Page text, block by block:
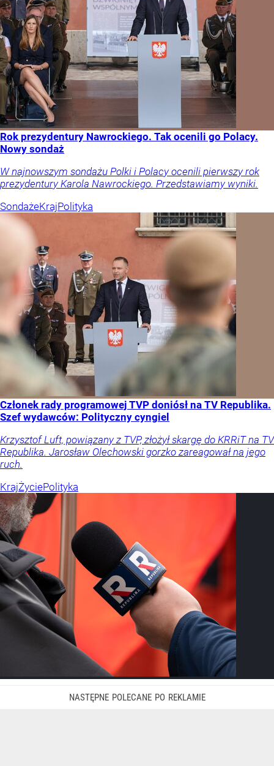
Rok prezydentury Nawrockiego. Tak ocenili go Polacy.
Nowy sondaż
W najnowszym sondażu Polki i Polacy ocenili pierwszy rok
prezydentury Karola Nawrockiego. Przedstawiamy wyniki.
SondażeKrajPolityka
Członek rady programowej TVP doniósł na TV Republika.
Szef wydawców: Polityczny cyngiel
Krzysztof Luft, powiązany z TVP, złożył skargę do KRRiT na TV
Republika. Jarosław Olechowski gorzko zareagował na jego
ruch.
KrajŻyciePolityka